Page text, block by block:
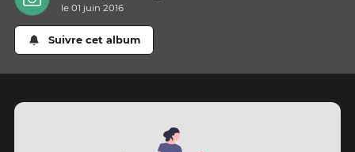
le 01 juin 2016
Suivre cet album